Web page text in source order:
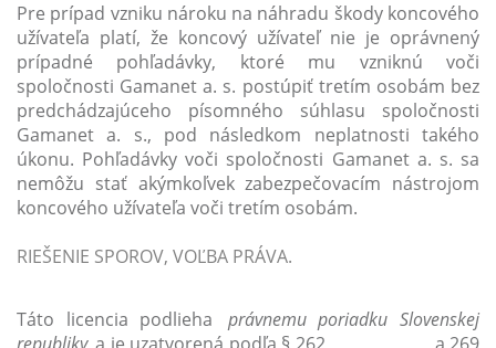
Pre prípad vzniku nároku na náhradu škody koncového
užívateľa platí, že koncový užívateľ nie je oprávnený
prípadné pohľadávky, ktoré mu vzniknú voči
spoločnosti Gamanet a. s. postúpiť tretím osobám bez
predchádzajúceho písomného súhlasu spoločnosti
Gamanet a. s., pod následkom neplatnosti takého
úkonu. Pohľadávky voči spoločnosti Gamanet a. s. sa
nemôžu stať akýmkoľvek zabezpečovacím nástrojom
koncového užívateľa voči tretím osobám.
RIEŠENIE SPOROV, VOĽBA PRÁVA.
Táto licencia podlieha
právnemu poriadku Slovenskej